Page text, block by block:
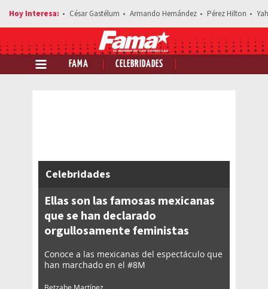
César Gastélum Armando Hernández Pérez Hilton
FAMA CELEBRIDADES
Comparte esta noticia
Celebridades
Ellas son las famosas mexicanas
que se han declarado
orgullosamente feministas
Conoce a las mexicanas del espectáculo que
han marchado en el #8M
Betzabe Martínez